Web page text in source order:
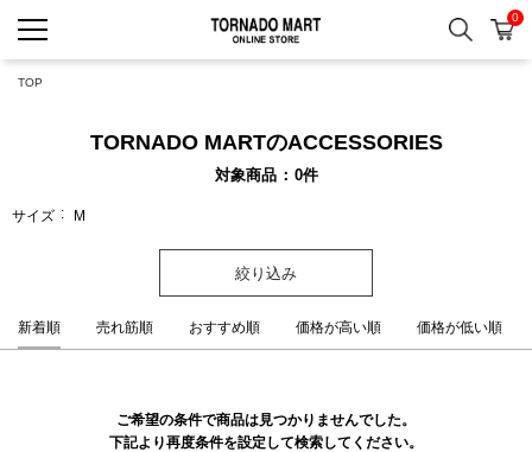
検索 カ
0
TOP
TORNADO MARTのACCESSORIES
対象商品 0件
サイズ M
絞り込み
新着順 売れ筋順 おすすめ順 価格が高い順 価格が低い順
ご希望の条件で商品は見つかりませんでした。
下記より再度条件を設定して検索してください。